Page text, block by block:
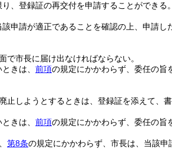
、登録証の再交付を申請することができる。
申請が適正であることを確認の上、申請し
市長に届け出なければならない。
きは、 前項の規定にかかわらず、委任の旨
しようとするときは、登録証を添えて、
きは、 前項の規定にかかわらず、委任の旨
第8条の規定にかかわらず、市長は、当該申